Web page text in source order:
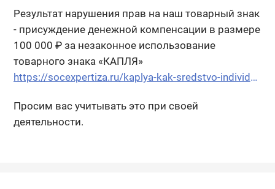
Результат нарушения прав на наш товарный знак
- присуждение денежной компенсации в размере
100 000 ₽ за незаконное использование
товарного знака «КАПЛЯ»
https://socexpertiza.ru/kaplya-kak-sredstvo-individualizatsii.php
Просим вас учитывать это при своей
деятельности.